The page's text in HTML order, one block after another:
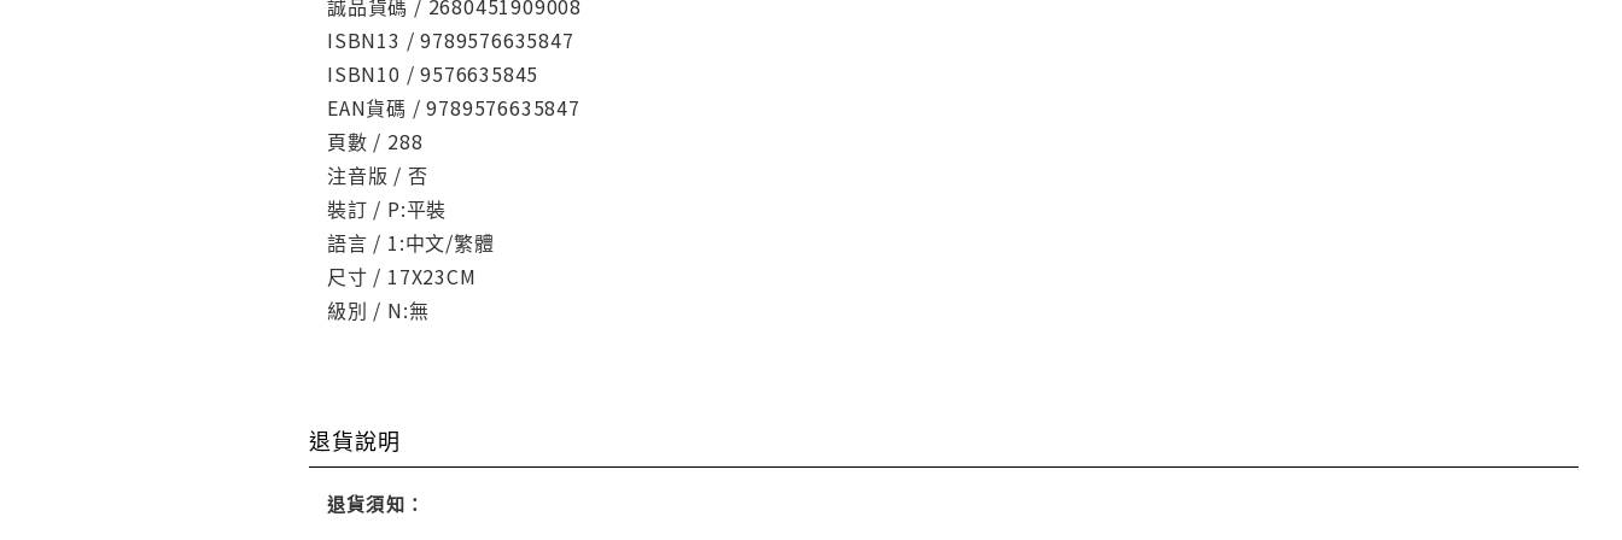
誠品貨碼 / 2680451909008
ISBN13 / 9789576635847
ISBN10 / 9576635845
EAN貨碼 / 9789576635847
頁數 / 288
注音版 / 否
裝訂 / P:平裝
語言 / 1:中文/繁體
尺寸 / 17X23CM
級別 / N:無
退貨說明
退貨須知：